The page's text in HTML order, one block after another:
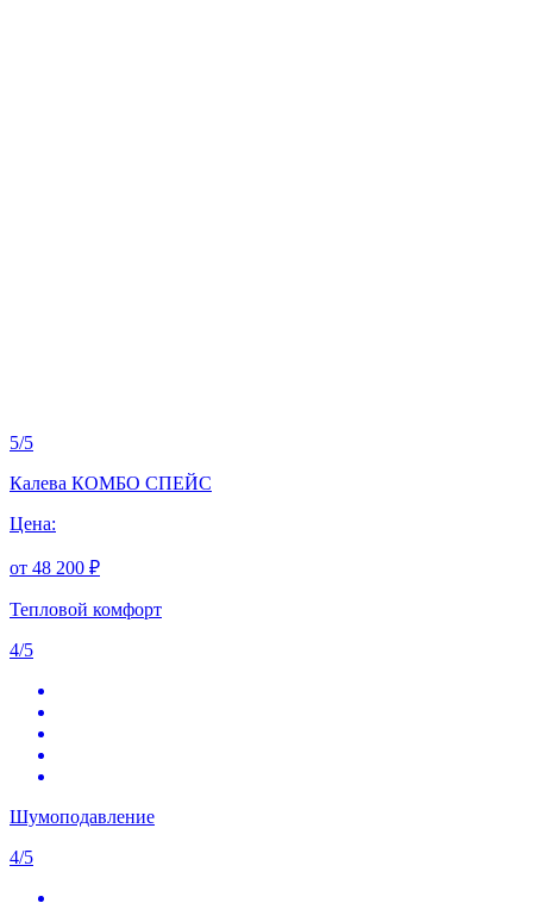
5/5
Калева КОМБО СПЕЙС
Цена:
от 48 200 ₽
Тепловой комфорт
4/5
Шумоподавление
4/5